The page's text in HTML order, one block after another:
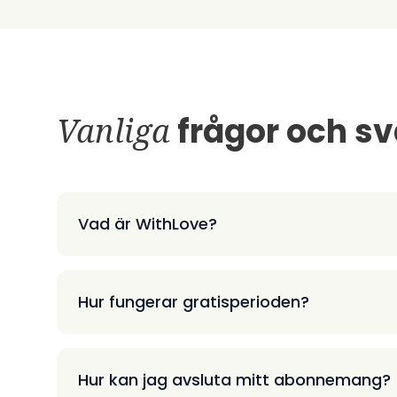
Vanligafrågor och
Vad är WithLove?
Hur fungerar gratisperioden?
Hur kan jag avsluta mitt abonnemang?